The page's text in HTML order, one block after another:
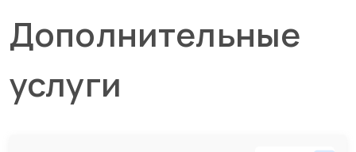
Дополнительные
услуги